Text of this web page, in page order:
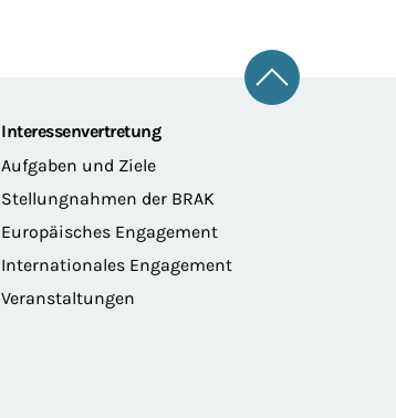
Zum
Interessenvertretung
Aufgaben und Ziele
Stellungnahmen der BRAK
Europäisches Engagement
Internationales Engagement
Veranstaltungen